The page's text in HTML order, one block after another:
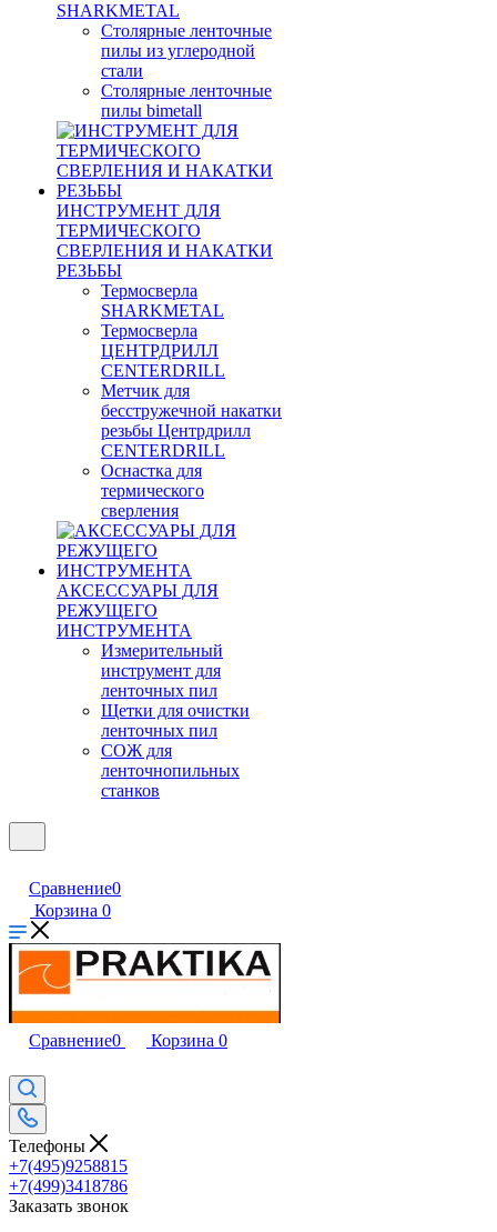
SHARKMETAL
Столярные ленточные
пилы из углеродной
стали
Столярные ленточные
пилы bimetall
ИНСТРУМЕНТ ДЛЯ
ТЕРМИЧЕСКОГО
СВЕРЛЕНИЯ И НАКАТКИ
РЕЗЬБЫ
Термосверла
SHARKMETAL
Термосверла
ЦЕНТРДРИЛЛ
CENTERDRILL
Метчик для
бесстружечной накатки
резьбы Центрдрилл
CENTERDRILL
Оснастка для
термического
сверления
АКСЕССУАРЫ ДЛЯ
РЕЖУЩЕГО
ИНСТРУМЕНТА
Измерительный
инструмент для
ленточных пил
Щетки для очистки
ленточных пил
СОЖ для
ленточнопильных
станков
Сравнение0
Корзина 0
Сравнение0 Корзина 0
Телефоны
+7(495)9258815
+7(499)3418786
Заказать звонок